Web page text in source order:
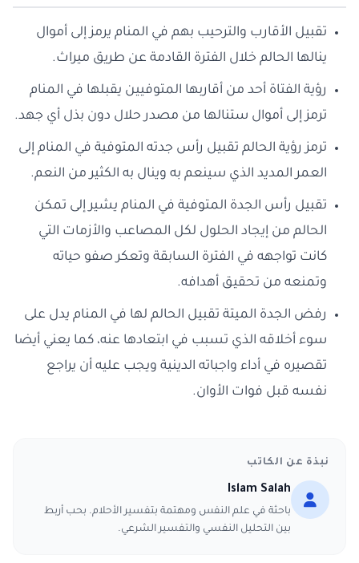
تقبيل الأقارب والترحيب بهم في المنام يرمز إلى أموال
ينالها الحالم خلال الفترة القادمة عن طريق ميراث.
رؤية الفتاة أحد من أقاربها المتوفيين يقبلها في المنام
ترمز إلى أموال ستنالها من مصدر حلال دون بذل أي جهد.
ترمز رؤية الحالم تقبيل رأس جدته المتوفية في المنام إلى
العمر المديد الذي سينعم به وينال به الكثير من النعم.
تقبيل رأس الجدة المتوفية في المنام يشير إلى تمكن
الحالم من إيجاد الحلول لكل المصاعب والأزمات التي
كانت تواجهه في الفترة السابقة وتعكر صفو حياته
وتمنعه من تحقيق أهدافه.
رفض الجدة الميتة تقبيل الحالم لها في المنام يدل على
سوء أخلاقه الذي تسبب في ابتعادها عنه، كما يعني أيضا
تقصيره في أداء واجباته الدينية ويجب عليه أن يراجع
نفسه قبل فوات الأوان.
نبذة عن الكاتب
Islam Salah
باحثة في علم النفس ومهتمة بتفسير الأحلام. بحب أربط
بين التحليل النفسي والتفسير الشرعي.